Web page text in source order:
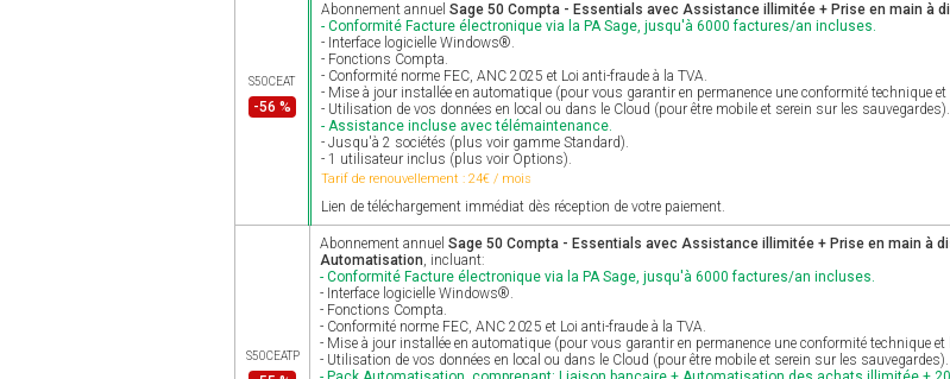
S50CEAT
-56 %
Abonnement annuel Sage 50 Compta - Essentials avec Assistance illimitée + Prise en main à
- Conformité Facture électronique via la PA Sage, jusqu'à 6000 factures/an incluses.
- Interface logicielle Windows®.
- Fonctions Compta.
- Conformité norme FEC, ANC 2025 et Loi anti-fraude à la TVA.
- Mise à jour installée en automatique (pour vous garantir en permanence une conformité technique et
- Utilisation de vos données en local ou dans le Cloud (pour être mobile et serein sur les sauvegardes).
- Assistance incluse avec télémaintenance.
- Jusqu'à 2 sociétés (plus voir gamme Standard).
- 1 utilisateur inclus (plus voir Options).
Tarif de renouvellement : 24€ / mois
Lien de téléchargement immédiat dès réception de votre paiement.
S50CEATP
Abonnement annuel Sage 50 Compta - Essentials avec Assistance illimitée + Prise en main à
Automatisation, incluant:
- Conformité Facture électronique via la PA Sage, jusqu'à 6000 factures/an incluses.
- Interface logicielle Windows®.
- Fonctions Compta.
- Conformité norme FEC, ANC 2025 et Loi anti-fraude à la TVA.
- Mise à jour installée en automatique (pour vous garantir en permanence une conformité technique et
- Utilisation de vos données en local ou dans le Cloud (pour être mobile et serein sur les sauvegardes).